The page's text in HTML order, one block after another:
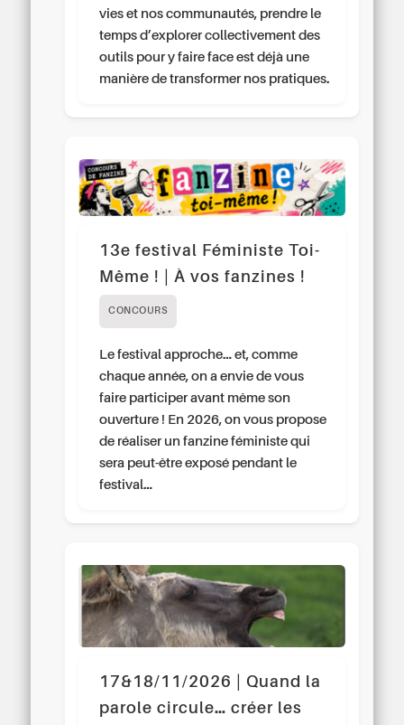
vies et nos communautés, prendre le
temps d’explorer collectivement des
outils pour y faire face est déjà une
manière de transformer nos pratiques.
13e festival Féministe Toi-
Même ! | À vos fanzines !
CONCOURS
Le festival approche… et, comme
chaque année, on a envie de vous
faire participer avant même son
ouverture ! En 2026, on vous propose
de réaliser un fanzine féministe qui
sera peut-être exposé pendant le
festival…
17&18/11/2026 | Quand la
parole circule… créer les